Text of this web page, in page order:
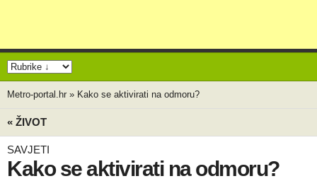
Metro-portal.hr » Kako se aktivirati na odmoru?
« ŽIVOT
SAVJETI
Kako se aktivirati na odmoru?